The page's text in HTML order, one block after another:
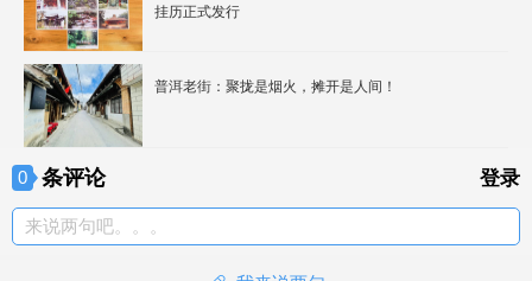
挂历正式发行
普洱老街：聚拢是烟火，摊开是人间！
0 条评论 登录
来说两句吧。。。